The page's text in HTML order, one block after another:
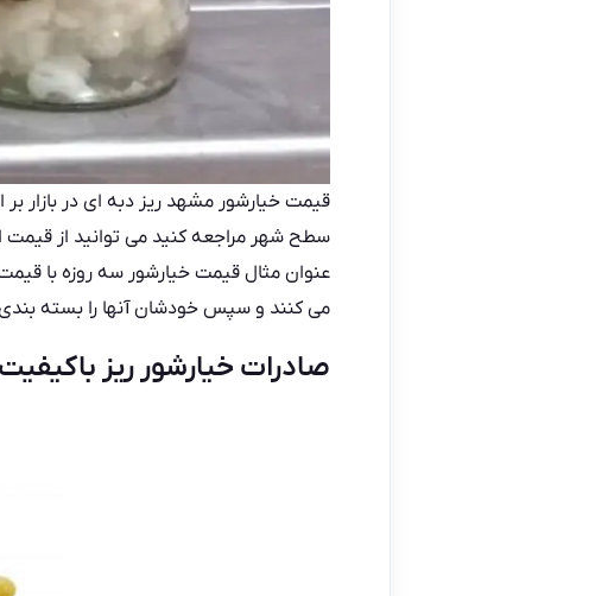
قیمت خیارشور مشهد ریز دبه ای در
سطح شهر مراجعه کنید می توانید از قیمت
عنوان مثال قیمت خیارشور سه روزه با
می کنند و سپس خودشان آنها را بسته بندی و روانه
صادرات خیارشور ریز باکیفیت